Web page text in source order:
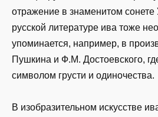
отражение в знаменитом
русской литературе ива тоже
упоминается, например, в
Пушкина и Ф.М. Достоевского,
символом грусти и одиночества.
В изобразительном искусстве